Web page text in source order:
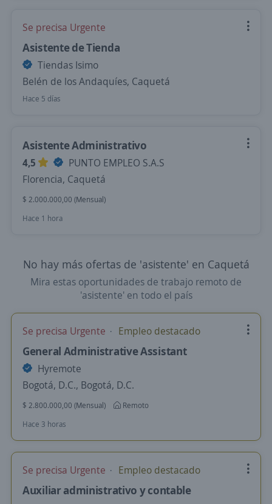
Se precisa Urgente
Asistente de Tienda
Tiendas Isimo
Belén de los Andaquíes, Caquetá
Hace 5 días
Asistente Administrativo
4,5
PUNTO EMPLEO S.A.S
Florencia, Caquetá
$ 2.000.000,00 (Mensual)
Hace 1 hora
No hay más ofertas de 'asistente' en Caquetá
Mira estas oportunidades de trabajo remoto de
'asistente' en todo el país
Se precisa Urgente Empleo destacado
General Administrative Assistant
Hyremote
Bogotá, D.C., Bogotá, D.C.
$ 2.800.000,00 (Mensual)
Remoto
Hace 3 horas
Se precisa Urgente Empleo destacado
Auxiliar administrativo y contable